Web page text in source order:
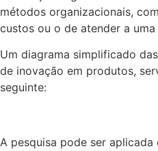
métodos organizacionais,
custos ou o de atender a
Um diagrama simplificado
de inovação em produtos,
seguinte:
A pesquisa pode ser aplicada